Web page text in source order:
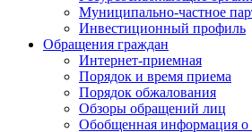
Муниципально-частное
Инвестиционный профиль
Обращения граждан
Интернет-приемная
Порядок и время приема
Порядок обжалования
Обзоры обращений лиц
Обобщенная информация о